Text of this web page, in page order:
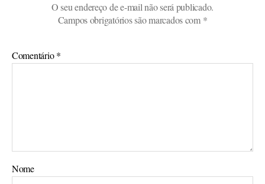
O seu endereço de e-mail não será publicado.
Campos obrigatórios são marcados com *
Comentário*
Nome